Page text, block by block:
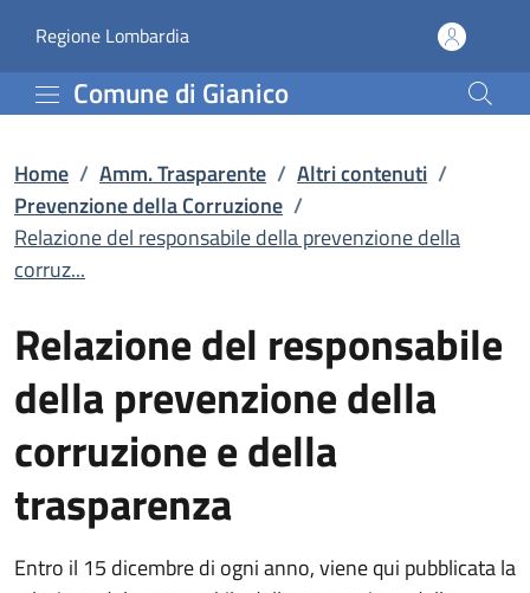
Relazione del
Regione Lombardia(apre in un'altra scheda).
Comune di Gianico
Home / Amm. Trasparente / Altri contenuti /
Prevenzione della Corruzione /
Relazione del responsabile della prevenzione della
corruz...
Relazione del responsabile
della prevenzione della
corruzione e della
trasparenza
Entro il 15 dicembre di ogni anno, viene qui pubblicata la